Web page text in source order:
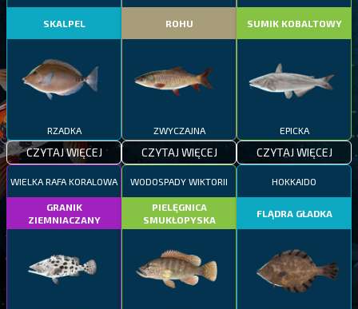
SKALPEL
RZADKA
CZYTAJ WIĘCEJ
ROHU
ZWYCZAJNA
CZYTAJ WIĘCEJ
SUMIK KOBALTOWY
EPICKA
CZYTAJ WIĘCEJ
WIELKA RAFA KORALOWA
GRANIK
ZIEMNIACZANY
WODOSPADY WIKTORII
PIELĘGNICA
SMUKŁOPYSKA
HOKKAIDO
FLĄDRA GŁADKA